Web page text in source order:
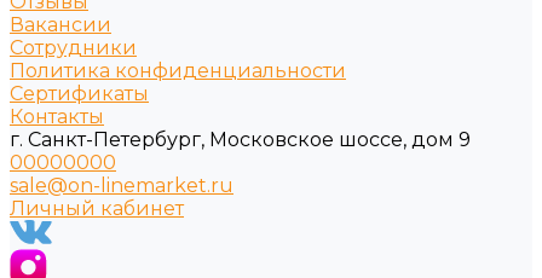
Вакансии
Сотрудники
Политика конфиденциальности
Сертификаты
Контакты
г. Санкт-Петербург, Московское шоссе, дом 9
00000000
sale@on-linemarket.ru
Личный кабинет